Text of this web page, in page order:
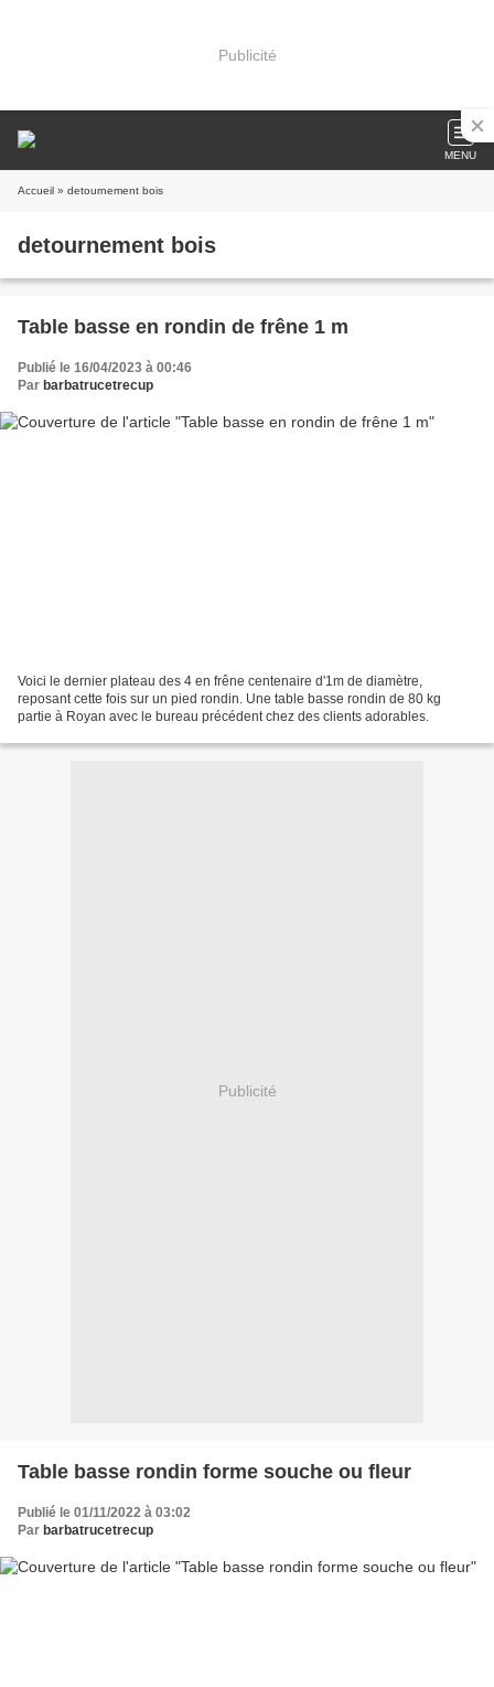
Publicité
MENU
Accueil » detournement bois
detournement bois
Table basse en rondin de frêne 1 m
Publié le 16/04/2023 à 00:46
Par barbatrucetrecup
Voici le dernier plateau des 4 en frêne centenaire d'1m de diamètre,
reposant cette fois sur un pied rondin. Une table basse rondin de 80 kg
partie à Royan avec le bureau précédent chez des clients adorables.
Publicité
Table basse rondin forme souche ou fleur
Publié le 01/11/2022 à 03:02
Par barbatrucetrecup